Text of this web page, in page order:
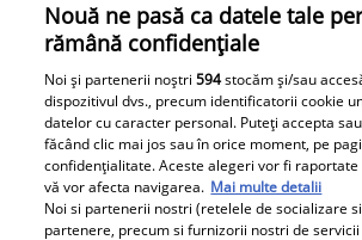
Musaca de vinete - cea
mai simplă rețetă și cea
mai gustoasă
ardei
Baby
Nouă ne pasă ca datele tale
rămână confidențiale
Noi și partenerii noștri594stocăm și/sau
dispozitivul dvs., precum identificatorii cookie
datelor cu caracter personal. Puteți accepta
făcând clic mai jos sau în orice moment, pe
confidențialitate. Aceste alegeri vor fi
vă vor afecta navigarea. Mai multe detalii
Noi si partenerii nostri (retelele de socializare
partenere, precum si furnizorii nostri de